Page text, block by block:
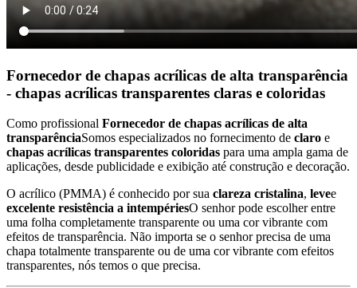
Fornecedor de chapas acrílicas de alta transparência
- chapas acrílicas transparentes claras e coloridas
Como profissional Fornecedor de chapas acrílicas de alta
transparênciaSomos especializados no fornecimento de claro e
chapas acrílicas transparentes coloridas para uma ampla gama de
aplicações, desde publicidade e exibição até construção e decoração.
O acrílico (PMMA) é conhecido por sua clareza cristalina, levee
excelente resistência a intempériesO senhor pode escolher entre
uma folha completamente transparente ou uma cor vibrante com
efeitos de transparência. Não importa se o senhor precisa de uma
chapa totalmente transparente ou de uma cor vibrante com efeitos
transparentes, nós temos o que precisa.